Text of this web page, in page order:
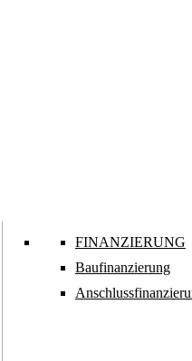
FINANZIERUNG
Baufinanzierung